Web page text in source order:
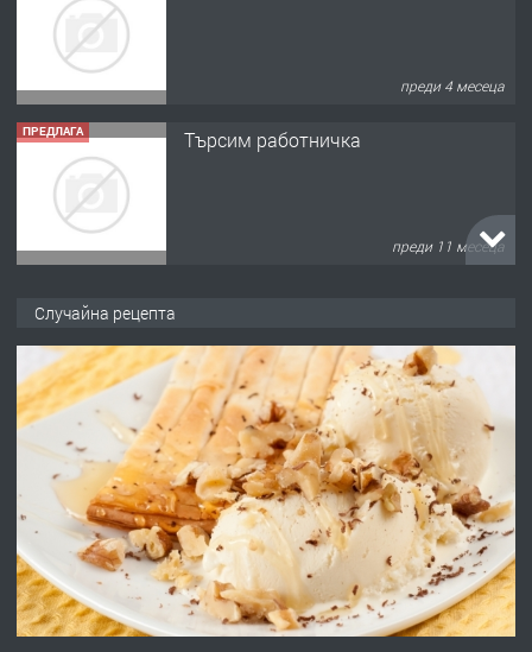
преди 4 месеца
ПРЕДЛАГА Търсим работничка
преди 11 месеца
преди 1 година
ПРЕДЛАГА Работа за общи работници
преди 1 година
ПРЕДЛАГА
Първи поход "По стъпките на Ангел
Случайна рецепта